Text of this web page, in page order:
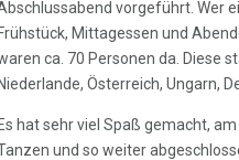
vorgeführt. Wer
Frühstück, Mittagessen und
ca. 70 Personen da. Diese
Niederlande, Österreich, Ungarn,
Es hat sehr viel Spaß gemacht,
und so weiter